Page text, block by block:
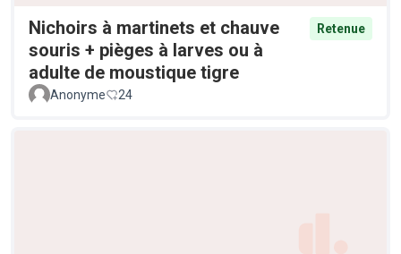
Nichoirs à martinets et chauve
souris + pièges à larves ou à
adulte de moustique tigre
Retenue
Anonyme 24